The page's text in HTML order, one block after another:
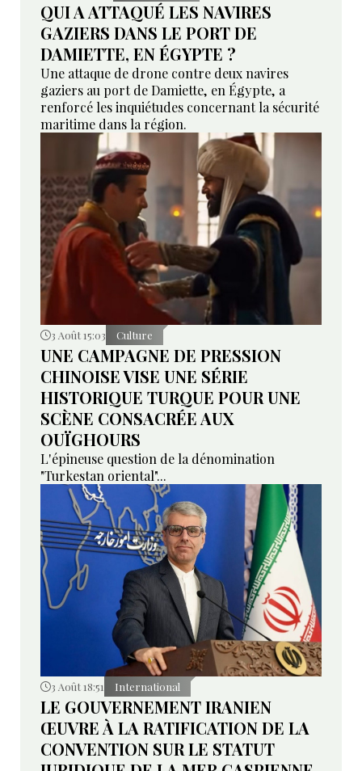
QUI A ATTAQUÉ LES NAVIRES
GAZIERS DANS LE PORT DE
DAMIETTE, EN ÉGYPTE ?
Une attaque de drone contre deux navires
gaziers au port de Damiette, en Égypte, a
renforcé les inquiétudes concernant la sécurité
maritime dans la région.
3 Août 15:03 Culture
UNE CAMPAGNE DE PRESSION
CHINOISE VISE UNE SÉRIE
HISTORIQUE TURQUE POUR UNE
SCÈNE CONSACRÉE AUX
OUÏGHOURS
L'épineuse question de la dénomination
"Turkestan oriental"...
3 Août 18:51 International
LE GOUVERNEMENT IRANIEN
ŒUVRE À LA RATIFICATION DE LA
CONVENTION SUR LE STATUT